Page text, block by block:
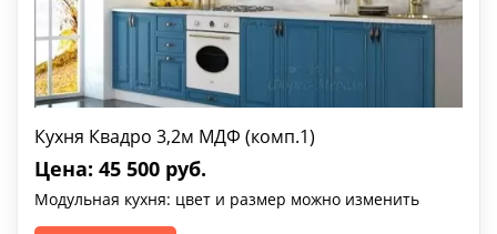
Кухня Квадро 3,2м МДФ (комп.1)
Цена: 45 500 руб.
Модульная кухня: цвет и размер можно изменить